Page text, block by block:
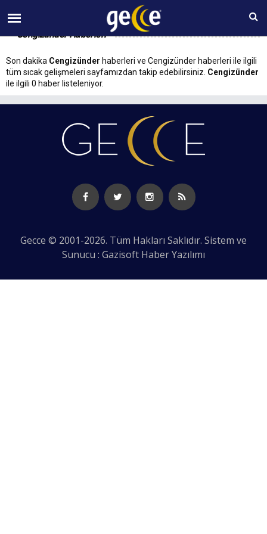
07 AĞUSTOS Cuma 21:39
Cengizünder Haberleri
Son dakika Cengizünder haberleri ve Cengizünder haberleri ile ilgili
tüm sıcak gelişmeleri sayfamızdan takip edebilirsiniz. Cengizünder
ile ilgili 0 haber listeleniyor.
Gecce © 2001-2026. Tüm Hakları Saklıdır. Sistem ve
Sunucu : Gazisoft Haber Yazılımı